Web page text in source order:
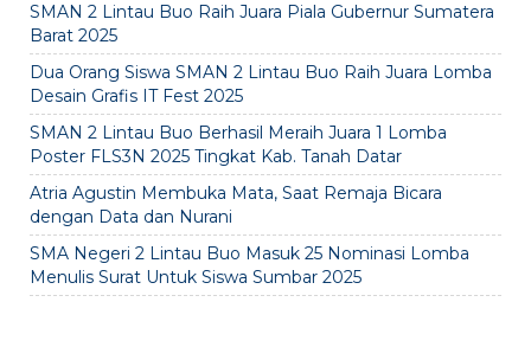
SMAN 2 Lintau Buo Raih Juara Piala Gubernur Sumatera
Barat 2025
Dua Orang Siswa SMAN 2 Lintau Buo Raih Juara Lomba
Desain Grafis IT Fest 2025
SMAN 2 Lintau Buo Berhasil Meraih Juara 1 Lomba
Poster FLS3N 2025 Tingkat Kab. Tanah Datar
Atria Agustin Membuka Mata, Saat Remaja Bicara
dengan Data dan Nurani
SMA Negeri 2 Lintau Buo Masuk 25 Nominasi Lomba
Menulis Surat Untuk Siswa Sumbar 2025